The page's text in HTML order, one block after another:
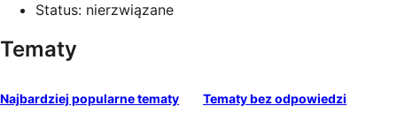
Status: nierzwiązane
Tematy
Najbardziej popularne tematy Tematy bez odpowiedzi